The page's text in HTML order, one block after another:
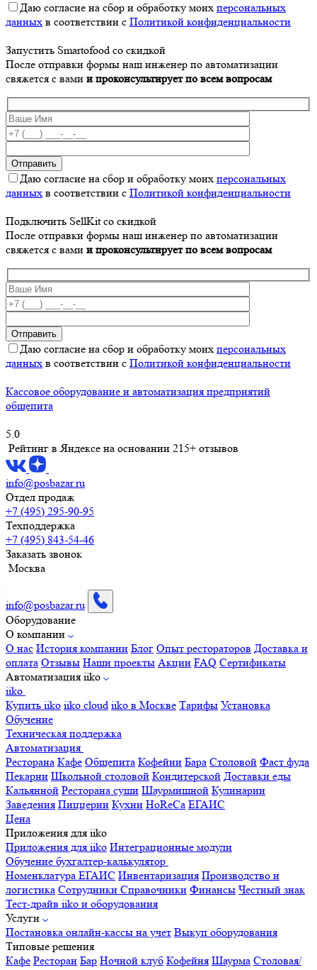
Даю согласие на сбор и обработку моих персональных
данных в соответствии с Политикой конфиденциальности
Запустить Smartofood со скидкой
После отправки формы наш инженер по автоматизации
свяжется с вами и проконсультирует по всем вопросам
Даю согласие на сбор и обработку моих персональных
данных в соответствии с Политикой конфиденциальности
Подключить SellKit со скидкой
После отправки формы наш инженер по автоматизации
свяжется с вами и проконсультирует по всем вопросам
Даю согласие на сбор и обработку моих персональных
данных в соответствии с Политикой конфиденциальности
Кассовое оборудование и автоматизация предприятий
общепита
5.0
Рейтинг в Яндексе на основании 215+ отзывов
info@posbazar.ru
Отдел продаж
+7 (495) 295-90-95
Техподдержка
+7 (495) 843-54-46
Заказать звонок
Москва
info@posbazar.ru
Оборудование
О компании
О нас История компании Блог Опыт рестораторов Доставка и
оплата Отзывы Наши проекты Акции FAQ Сертификаты
Автоматизация iiko
iiko
Купить iiko iiko cloud iiko в Москве Тарифы Установка
Обучение
Техническая поддержка
Автоматизация
Ресторана Кафе Общепита Кофейни Бара Столовой Фаст фуда
Пекарни Школьной столовой Кондитерской Доставки еды
Кальянной Ресторана суши Шаурмишной Кулинарии
Заведения Пиццерии Кухни HoReCa ЕГАИС
Цена
Приложения для iiko
Приложения для iiko Интеграционные модули
Обучение бухгалтер-калькулятор
Номенклатура ЕГАИС Инвентаризация Производство и
логистика Сотрудники Справочники Финансы Честный знак
Тест-драйв iiko и оборудования
Услуги
Постановка онлайн-кассы на учет Выкуп оборудования
Типовые решения
Кафе Ресторан Бар Ночной клуб Кофейня Шаурма Столовая/